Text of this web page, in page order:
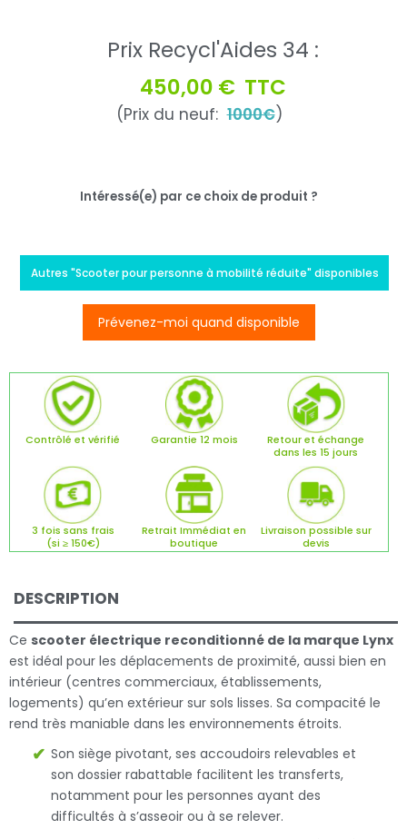
Prix Recycl'Aides 34 :
450,00 € TTC
(Prix du neuf:1000€)
Intéressé(e) par ce choix de produit ?
Autres "Scooter pour personne à mobilité réduite" disponibles
Prévenez-moi quand disponible
Contrôlé et vérifié Garantie 12 mois
Retour et échange
dans les 15 jours
3 fois sans frais
(si ≥ 150€)
Retrait Immédiat en
boutique
Livraison possible sur
devis
DESCRIPTION
Ce scooter électrique reconditionné de la marque Lynx
est idéal pour les déplacements de proximité, aussi bien en
intérieur (centres commerciaux, établissements,
logements) qu’en extérieur sur sols lisses. Sa compacité le
rend très maniable dans les environnements étroits.
Son siège pivotant, ses accoudoirs relevables et
son dossier rabattable facilitent les transferts,
notamment pour les personnes ayant des
difficultés à s’asseoir ou à se relever.